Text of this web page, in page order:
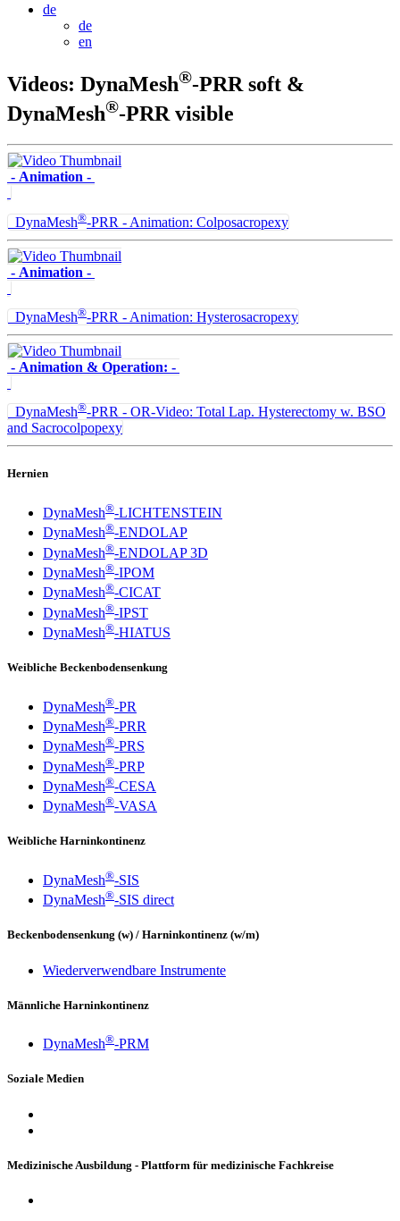
de
de
en
Videos: DynaMesh®-PRR soft &
DynaMesh®-PRR visible
- Animation -
DynaMesh®-PRR - Animation: Colposacropexy
- Animation -
DynaMesh®-PRR - Animation: Hysterosacropexy
- Animation & Operation: -
DynaMesh®-PRR - OR-Video: Total Lap. Hysterectomy w. BSO
and Sacrocolpopexy
Hernien
DynaMesh®-LICHTENSTEIN
DynaMesh®-ENDOLAP
DynaMesh®-ENDOLAP 3D
DynaMesh®-IPOM
DynaMesh®-CICAT
DynaMesh®-IPST
DynaMesh®-HIATUS
Weibliche Beckenbodensenkung
DynaMesh®-PR
DynaMesh®-PRR
DynaMesh®-PRS
DynaMesh®-PRP
DynaMesh®-CESA
DynaMesh®-VASA
Weibliche Harninkontinenz
DynaMesh®-SIS
DynaMesh®-SIS direct
Beckenbodensenkung (w) / Harninkontinenz (w/m)
Wiederverwendbare Instrumente
Männliche Harninkontinenz
DynaMesh®-PRM
Soziale Medien
Medizinische Ausbildung - Plattform für medizinische Fachkreise